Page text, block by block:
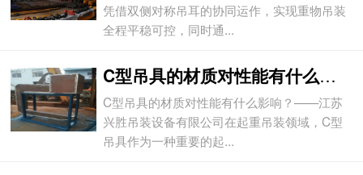
凭借双侧对称吊耳的协同运作，实现重物吊装
全程平稳可控，同时通...
C型吊具的材质对性能有什么影响？
C型吊具的材质对性能有什么影响？——江苏
兴胜吊装设备有限公司在起重吊装领域，C型
吊具作为一种重要的起...